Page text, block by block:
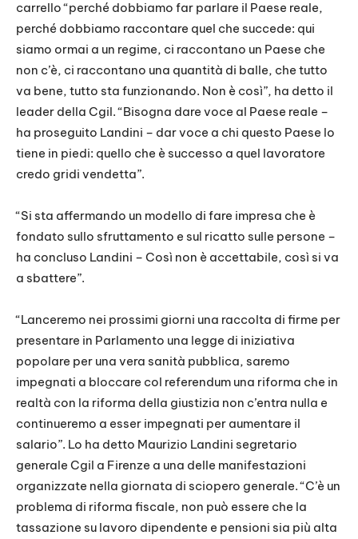
carrello “perché dobbiamo far parlare il Paese reale,
perché dobbiamo raccontare quel che succede: qui
siamo ormai a un regime, ci raccontano un Paese che
non c’è, ci raccontano una quantità di balle, che tutto
va bene, tutto sta funzionando. Non è così”, ha detto il
leader della Cgil. “Bisogna dare voce al Paese reale –
ha proseguito Landini – dar voce a chi questo Paese lo
tiene in piedi: quello che è successo a quel lavoratore
credo gridi vendetta”.
“Si sta affermando un modello di fare impresa che è
fondato sullo sfruttamento e sul ricatto sulle persone –
ha concluso Landini – Così non è accettabile, così si va
a sbattere”.
“Lanceremo nei prossimi giorni una raccolta di firme per
presentare in Parlamento una legge di iniziativa
popolare per una vera sanità pubblica, saremo
impegnati a bloccare col referendum una riforma che in
realtà con la riforma della giustizia non c’entra nulla e
continueremo a esser impegnati per aumentare il
salario”. Lo ha detto Maurizio Landini segretario
generale Cgil a Firenze a una delle manifestazioni
organizzate nella giornata di sciopero generale. “C’è un
problema di riforma fiscale, non può essere che la
tassazione su lavoro dipendente e pensioni sia più alta